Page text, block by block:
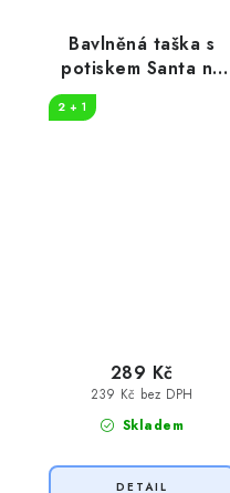
Bavlněná taška s
potiskem Santa na
2 + 1
Skladem
239 Kč bez DPH
289 Kč